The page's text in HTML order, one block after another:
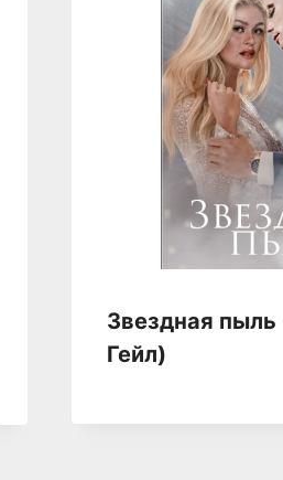
Звездная
Гейл)